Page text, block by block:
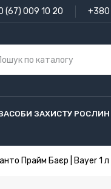
(67) 009 10 20 +380
ЗАХИСТУ РОСЛИН
Прайм Баєр | Bayer 1 л